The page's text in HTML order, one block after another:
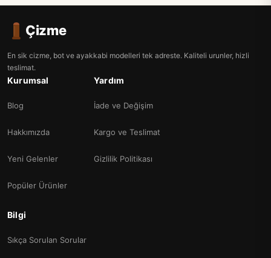
Çizme
En sik cizme, bot ve ayakkabi modelleri tek adreste. Kaliteli urunler, hizli
teslimat.
Kurumsal
Blog
Hakkımızda
Yeni Gelenler
Popüler Ürünler
Yardım
İade ve Değişim
Kargo ve Teslimat
Gizlilik Politikası
Bilgi
Sıkça Sorulan Sorular